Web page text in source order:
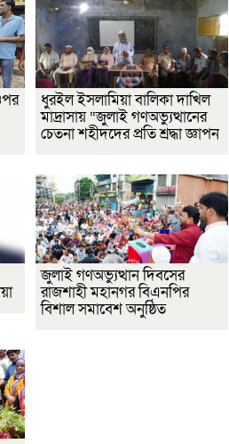
ধুরইল ইসলামিয়া বালিকা দাখিল
মাদ্রাসায় “জুলাই গণঅভ্যুত্থানের
চেতনা শহীদদের প্রতি শ্রদ্ধা জ্ঞাপন
জুলাই গণঅভ্যুত্থান দিবসের
রাজশাহী মহানগর বিএনপির
বিশাল সমাবেশ অনুষ্ঠিত